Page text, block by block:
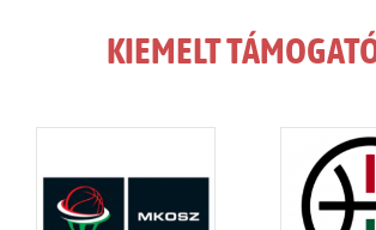
KIEMELT